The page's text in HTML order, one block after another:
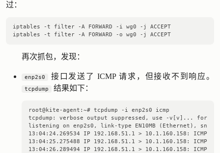
过：
iptables -t filter -A FORWARD -i wg0 -j ACCEPT
再次抓包，发现：
enp2s0 接口发送了 ICMP 请求，但接收不到响应。
tcpdump 结果如下：
root@kite-agent:~# tcpdump -i enp2s0 icmp
tcpdump: verbose output suppressed, use -v[v]... for
listening on enp2s0, link-type EN10MB (Ethernet),
13:04:24.269534 IP 192.168.51.1 > 10.1.160.158: ICMP
13:04:25.275488 IP 192.168.51.1 > 10.1.160.158: ICMP
13:04:26.289494 IP 192.168.51.1 > 10.1.160.158: ICMP